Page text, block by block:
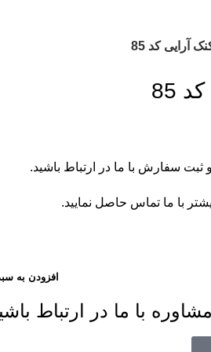
آرایی کد 85
85
ثبت سفارش با ما در ارتباط باشید.
با ما تماس حاصل نمایید.
افزودن به
با ما در ارتباط